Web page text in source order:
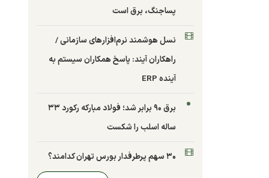
پساجنگ، برق است
نسل هوشمند نرم‌افزارهای سازمانی /
راهکاران آیند: پاسخ همکاران سیستم به
آینده ERP
برق ۹۰ برابر شد؛ فولاد مبارکه رکورد ۳۳
ساله اسلب را شکست
۳۰ سهم پرطرفدار بورس تهران کدامند؟